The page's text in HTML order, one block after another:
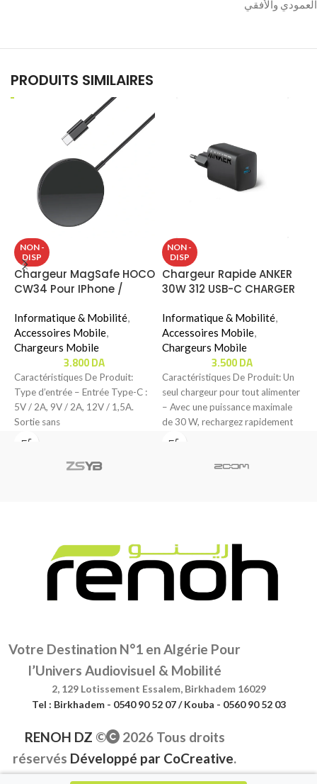
PRODUITS SIMILAIRES
NON -
DISP
Chargeur MagSafe HOCO
CW34 Pour IPhone /
Informatique & Mobilité,
Accessoires Mobile,
Chargeurs Mobile
3.800DA
Caractéristiques De Produit:
Type d’entrée – Entrée Type-C :
5V / 2A, 9V / 2A, 12V / 1,5A.
Sortie sans
NON -
DISP
Chargeur Rapide ANKER
30W 312 USB-C CHARGER
Informatique & Mobilité,
Accessoires Mobile,
Chargeurs Mobile
3.500DA
Caractéristiques De Produit: Un
seul chargeur pour tout alimenter
– Avec une puissance maximale
de 30 W, rechargez rapidement
tous
Votre Destination N°1 en Algérie Pour
l’Univers Audiovisuel & Mobilité
2, 129 Lotissement Essalem, Birkhadem 16029
Tel : Birkhadem - 0540 90 52 07 / Kouba - 0560 90 52 03
RENOH DZ ©
2026 Tous droits
réservés Développé par CoCreative.